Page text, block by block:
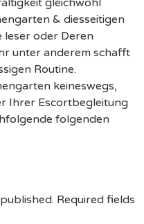
& diesseitigen
leser oder Deren
unter anderem schafft
Routine.
keineswegs,
Ihrer Escortbegleitung
folgenden
Required fields